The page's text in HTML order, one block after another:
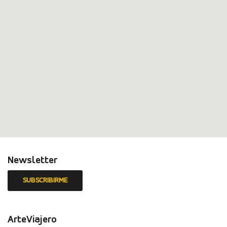
Newsletter
ArteViajero